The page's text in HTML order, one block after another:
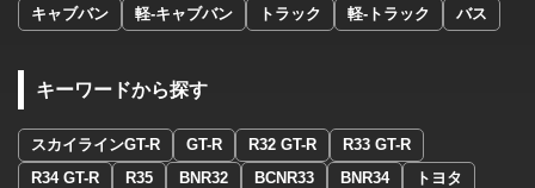
キャブバン
軽-キャブバン トラック 軽-トラック バス
キーワードから探す
スカイラインGT-R GT-R R32 GT-R
R33 GT-R
R34 GT-R
R35 BNR32 BCNR33 BNR34
トヨタ